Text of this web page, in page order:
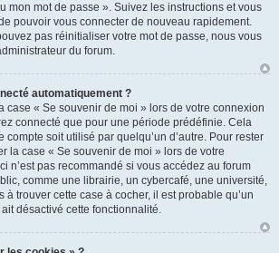
mon mot de passe ». Suivez les instructions et vous
pouvoir vous connecter de nouveau rapidement.
pas réinitialiser votre mot de passe, nous vous
du forum.
automatiquement ?
case « Se souvenir de moi » lors de votre connexion
connecté que pour une période prédéfinie. Cela
compte soit utilisé par quelqu’un d’autre. Pour rester
la case « Se souvenir de moi » lors de votre
n’est pas recommandé si vous accédez au forum
comme une librairie, un cybercafé, une université,
à trouver cette case à cocher, il est probable qu’un
désactivé cette fonctionnalité.